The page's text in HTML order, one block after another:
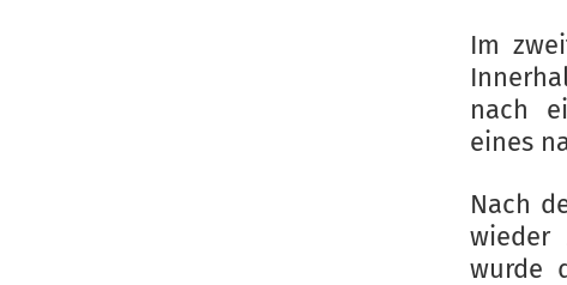
Im
nach
eines
Nach
wieder
wurde